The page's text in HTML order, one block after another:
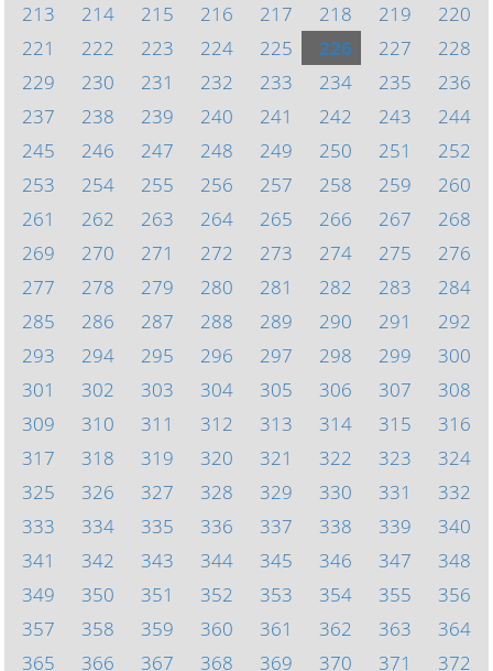
213
214 215 216 217 218 219
220
221
222 223 224 225 226 227
228
229
230 231 232 233 234 235
236
237
238 239 240 241 242 243
244
245
246 247 248 249 250 251
252
253
254 255 256 257 258 259
260
261
262 263 264 265 266 267
268
269
270 271 272 273 274 275
276
277
278 279 280 281 282 283
284
285
286 287 288 289 290 291
292
293
294 295 296 297 298 299
300
301
302 303 304 305 306 307
308
309
310 311 312 313 314 315
316
317
318 319 320 321 322 323
324
325
326 327 328 329 330 331
332
333
334 335 336 337 338 339
340
341
342 343 344 345 346 347
348
349
350 351 352 353 354 355
356
357
358 359 360 361 362 363
364
365
366 367 368 369 370 371 372